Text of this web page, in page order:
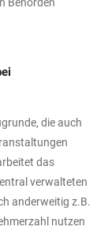
die auch
das
verwalteten
anderweitig z.B.
nutzen